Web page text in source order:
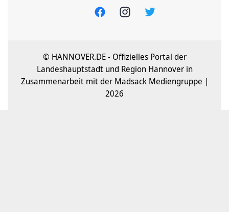
© HANNOVER.DE - Offizielles Portal der
Landeshauptstadt und Region Hannover in
Zusammenarbeit mit der Madsack Mediengruppe |
2026